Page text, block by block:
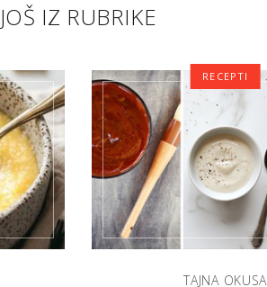
JOŠ IZ RUBRIKE
TAJNA OKUSA
RECEPTI